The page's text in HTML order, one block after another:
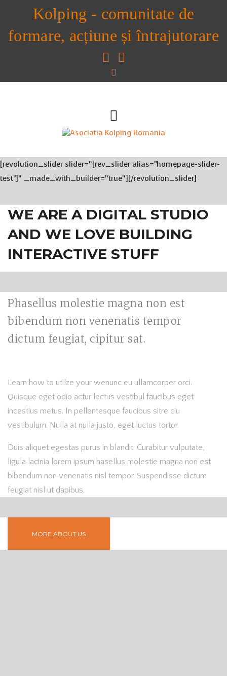
Kolping - comunitate de
formare, acțiune și întrajutorare
[revolution_slider slider=”[rev_slider alias="homepage-slider-
test"]” _made_with_builder=”true”][/revolution_slider]
WE ARE A DIGITAL STUDIO
AND WE LOVE BUILDING
INTERACTIVE STUFF
Phasellus molestie magna non est
bibendum non venenatis tempor
dictum feugiat, cipitur sat.
Learn how to utilze your wenunc eu ullamcorper orci.
Quisque eget odio actur lectus vestibul faucibus eget
incestius metus. In pellentesque faucibus sitre ciu
vestibulum. Nulla at nulla justo, eget luctus tortor.
Duis aliquet egestas purus in blandit. Curabitur vulputate,
ligula lacinia lorem ipsum hasellus molestie magna non est
bibendum non venenatis nisl tempor. Suspendisse dictum
feugiat nisl ut dapibus.
MORE ABOUT US